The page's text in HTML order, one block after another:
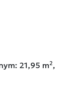
21,95 m2,